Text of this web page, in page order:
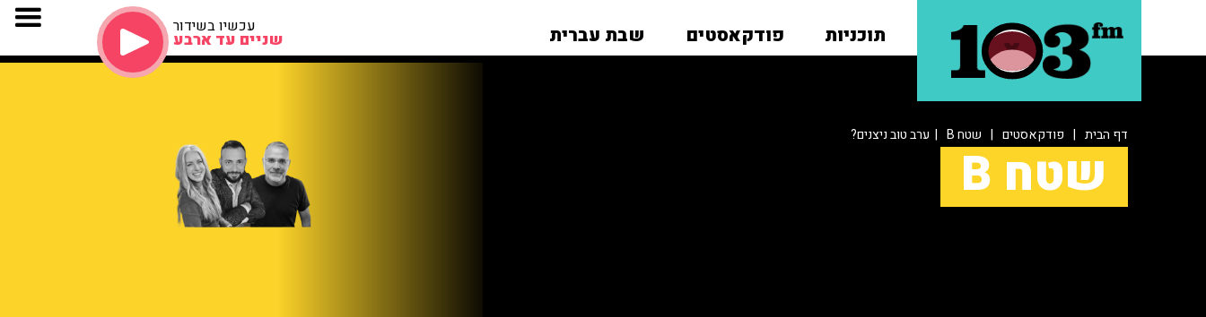
תוכניות פודקאסטים שבת עברית עכשיו בשידור
שניים עד ארבע
דף הבית | פודקאסטים | שטח B | ערב טוב ניצנים?
שטח B